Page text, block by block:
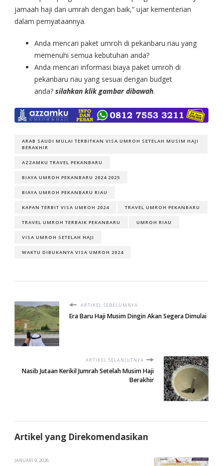
jamaah haji dan umrah dengan baik,” ujar kementerian
dalam pernyataannya.
Anda mencari paket umroh di pekanbaru riau yang
memenuhi semua kebutuhan anda?
Anda mencari informasi biaya paket umroh di
pekanbaru riau yang sesuai dengan budget
anda? silahkan klik gambar dibawah.
ARAB SAUDI MULAI TERBITKAN VISA UMROH SETELAH MUSIM HAJI
BERAKHIR
AZZAMKU TRAVEL PEKANBARU
BIAYA UMROH PEKANBARU 2024 2025
BIAYA UMROH PEKANBARU RIAU
KAPAN TERBIT VISA UMROH 2024 TRAVEL UMROH PEKANBARU
TRAVEL UMROH TERBAIK PEKANBARU UMROH RIAU
VISA UMROH SETELAH HAJI
WAKTU DIBUKANYA VISA UMROH 2024
ARTIKEL SEBELUMNYA
Era Baru Haji Musim Dingin Akan Segera Dimulai
ARTIKEL SELANJUTNYA
Nasib Jutaan Kerikil Jumrah Setelah Musim Haji
Berakhir
Artikel yang Direkomendasikan
JANUARI 9, 2026